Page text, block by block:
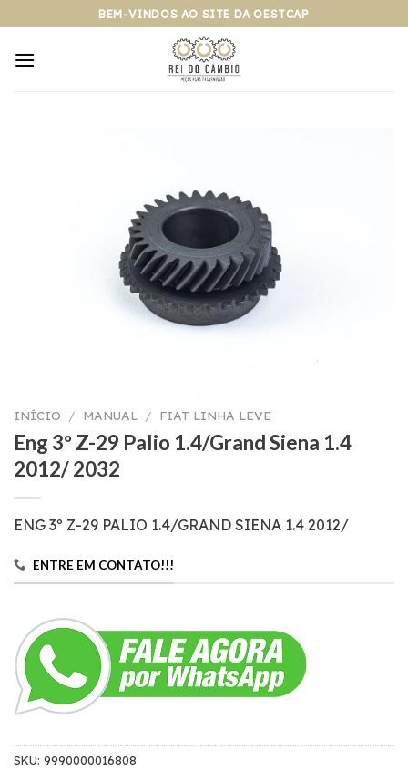
para
BEM-VINDOS AO SITE DA OESTCAP
INÍCIO / MANUAL / FIAT LINHA LEVE
Eng 3º Z-29 Palio 1.4/Grand Siena 1.4
2012/ 2032
ENG 3º Z-29 PALIO 1.4/GRAND SIENA 1.4 2012/
ENTRE EM CONTATO!!!
SKU: 9990000016808